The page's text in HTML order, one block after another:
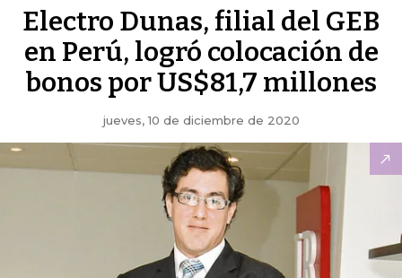
Electro Dunas, filial del GEB
en Perú, logró colocación de
bonos por US$81,7 millones
jueves, 10 de diciembre de 2020